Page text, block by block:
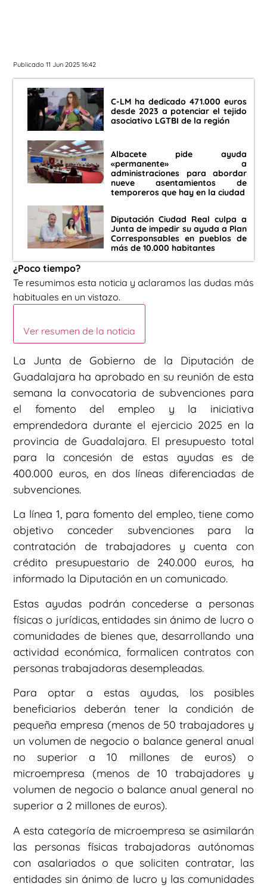
Publicado 11 Jun 2025 16:42
C-LM ha dedicado 471.000 euros
desde 2023 a potenciar el tejido
asociativo LGTBI de la región
Albacete pide ayuda
«permanente» a
administraciones para abordar
nueve asentamientos de
temporeros que hay en la ciudad
Diputación Ciudad Real culpa a
Junta de impedir su ayuda a Plan
Corresponsables en pueblos de
más de 10.000 habitantes
¿Poco tiempo?
Te resumimos esta noticia y aclaramos las dudas más
habituales en un vistazo.
Ver resumen de la noticia
La Junta de Gobierno de la Diputación de
Guadalajara ha aprobado en su reunión de esta
semana la convocatoria de subvenciones para
el fomento del empleo y la iniciativa
emprendedora durante el ejercicio 2025 en la
provincia de Guadalajara. El presupuesto total
para la concesión de estas ayudas es de
400.000 euros, en dos líneas diferenciadas de
subvenciones.
La línea 1, para fomento del empleo, tiene como
objetivo conceder subvenciones para la
contratación de trabajadores y cuenta con
crédito presupuestario de 240.000 euros, ha
informado la Diputación en un comunicado.
Estas ayudas podrán concederse a personas
físicas o jurídicas, entidades sin ánimo de lucro o
comunidades de bienes que, desarrollando una
actividad económica, formalicen contratos con
personas trabajadoras desempleadas.
Para optar a estas ayudas, los posibles
beneficiarios deberán tener la condición de
pequeña empresa (menos de 50 trabajadores y
un volumen de negocio o balance general anual
no superior a 10 millones de euros) o
microempresa (menos de 10 trabajadores y
volumen de negocio o balance anual general no
superior a 2 millones de euros).
A esta categoría de microempresa se asimilarán
las personas físicas trabajadoras autónomas
con asalariados o que soliciten contratar, las
entidades sin ánimo de lucro y las comunidades